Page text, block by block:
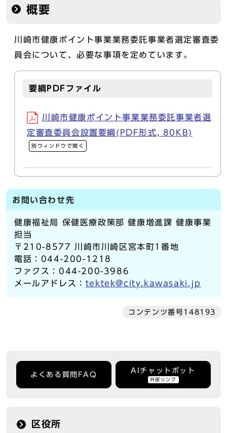
概要
川崎市健康ポイント事業業務委託事業者選定審査委
員会について、必要な事項を定めています。
要綱PDFファイル
川崎市健康ポイント事業業務委託事業者選
定審査委員会設置要綱(PDF形式, 80KB)
別ウィンドウで開く
お問い合わせ先
健康福祉局 保健医療政策部 健康増進課 健康事業
担当
〒210-8577 川崎市川崎区宮本町1番地
電話：044-200-1218
ファクス：044-200-3986
メールアドレス： tektek@city.kawasaki.jp
コンテンツ番号148193
よくある質問FAQ
AIチャットボット
外部リンク
区役所